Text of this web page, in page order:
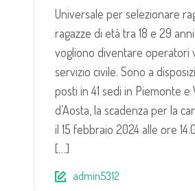
Universale per selezionare
ragazze di età tra 18 e 29
vogliono diventare operatori
servizio civile. Sono a
posti in 41 sedi in Piemonte e
d’Aosta, la scadenza per la
il 15 febbraio 2024 alle ore
[…]
admin5312